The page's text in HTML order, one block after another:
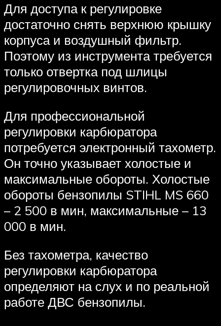
Для доступа к регулировке
достаточно снять верхнюю крышку
корпуса и воздушный фильтр.
Поэтому из инструмента требуется
только отвертка под шлицы
регулировочных винтов.
Для профессиональной
регулировки карбюратора
потребуется электронный тахометр.
Он точно указывает холостые и
максимальные обороты. Холостые
обороты бензопилы STIHL MS 660
– 2 500 в мин, максимальные – 13
000 в мин.
Без тахометра, качество
регулировки карбюратора
определяют на слух и по реальной
работе ДВС бензопилы.